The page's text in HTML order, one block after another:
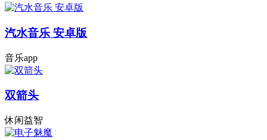
汽水音乐 安卓版
音乐app
双箭头
休闲益智